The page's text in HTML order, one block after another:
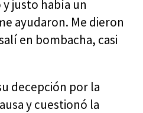
justo había un
ayudaron. Me dieron
en bombacha, casi
decepción por la
y cuestionó la